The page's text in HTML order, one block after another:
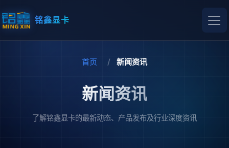
铭鑫显卡
首页 新闻资讯
新闻资讯
了解铭鑫显卡的最新动态、产品发布及行业深度资讯